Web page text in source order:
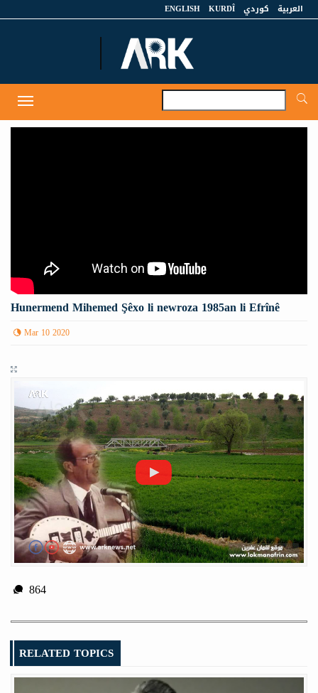
العربية كوردي KURDÎ
ENGLISH
Toggle
navigation
Hunermend Mihemed Şêxo li newroza 1985an li Efrînê
Mar 10 2020
864
RELATED TOPICS